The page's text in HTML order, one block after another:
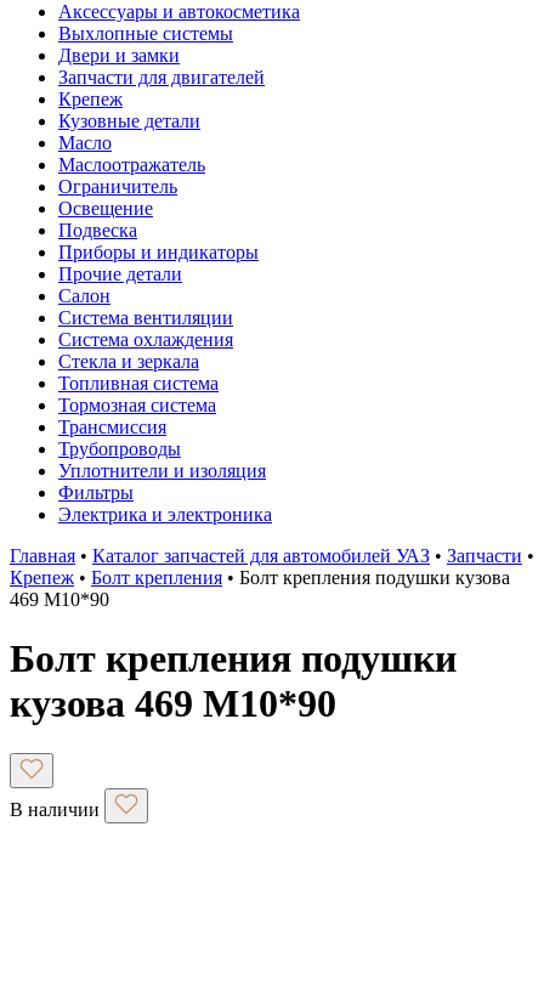
Аксессуары и автокосметика
Выхлопные системы
Двери и замки
Запчасти для двигателей
Крепеж
Кузовные детали
Масло
Маслоотражатель
Ограничитель
Освещение
Подвеска
Приборы и индикаторы
Прочие детали
Салон
Система вентиляции
Система охлаждения
Стекла и зеркала
Топливная система
Тормозная система
Трансмиссия
Трубопроводы
Уплотнители и изоляция
Фильтры
Электрика и электроника
Главная • Каталог запчастей для автомобилей УАЗ • Запчасти •
Крепеж • Болт крепления • Болт крепления подушки кузова
469 М10*90
Болт крепления подушки
кузова 469 М10*90
В наличии